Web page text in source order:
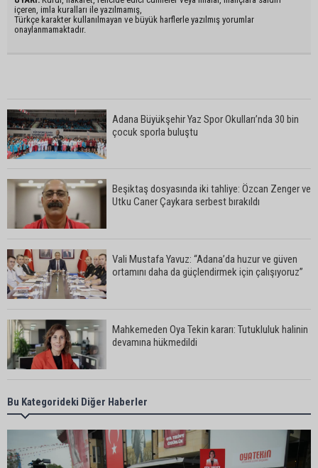
içeren, imla kuralları ile yazılmamış,
Türkçe karakter kullanılmayan ve büyük harflerle yazılmış yorumlar
onaylanmamaktadır.
Adana Büyükşehir Yaz Spor Okulları’nda 30 bin
çocuk sporla buluştu
Beşiktaş dosyasında iki tahliye: Özcan Zenger ve
Utku Caner Çaykara serbest bırakıldı
Vali Mustafa Yavuz: “Adana’da huzur ve güven
ortamını daha da güçlendirmek için çalışıyoruz”
Mahkemeden Oya Tekin kararı: Tutukluluk halinin
devamına hükmedildi
Adana’da taziye evinde silahlı kavga kamerada:
Çok sayıda polis ekibi olay yerine sevk edildi
Bu Kategorideki Diğer Haberler